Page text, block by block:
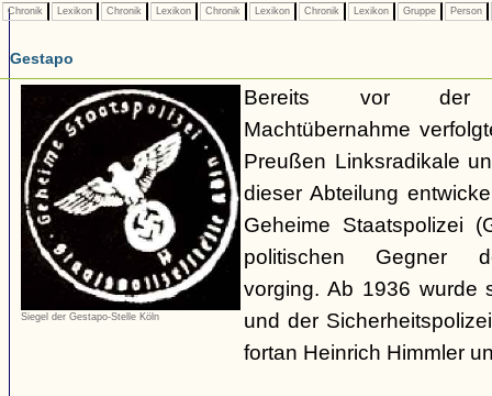
Chronik Lexikon Chronik Lexikon Chronik Lexikon Chronik Lexikon Gruppe Person
Gestapo
Siegel der Gestapo-Stelle Köln
Bereits vor der
Machtübernahme
Preußen Linksradikale
dieser Abteilung
Geheime Staatspolizei
politischen Gegner
vorging. Ab 1936 wurde
und der
fortan Heinrich Himmler